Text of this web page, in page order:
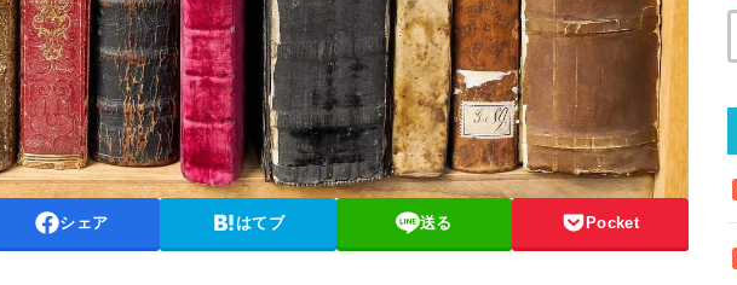
シェア はてブ 送る Pocket